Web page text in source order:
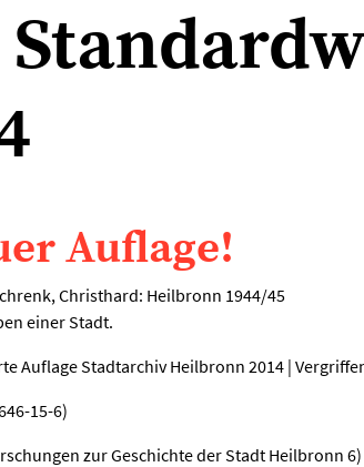
Auflage!
Christhard: Heilbronn 1944/45
einer Stadt.
Auflage Stadtarchiv Heilbronn 2014 |
15-6)
zur Geschichte der Stadt Heilbronn 6)